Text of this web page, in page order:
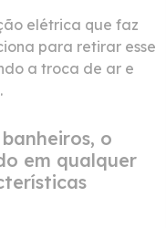
elétrica que faz
para retirar esse
a troca de ar e
o
em qualquer